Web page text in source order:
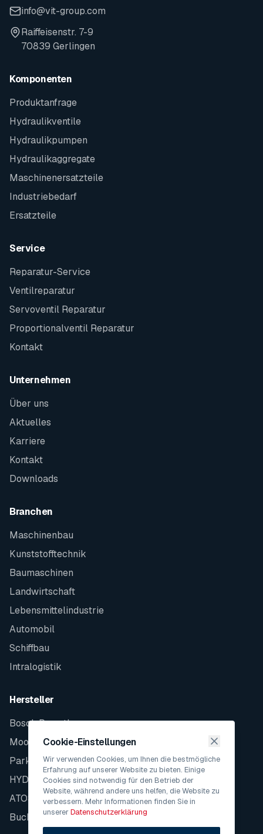
info@vit-group.com
Raiffeisenstr. 7-9
70839 Gerlingen
Komponenten
Produktanfrage
Hydraulikventile
Hydraulikpumpen
Hydraulikaggregate
Maschinenersatzteile
Industriebedarf
Ersatzteile
Service
Reparatur-Service
Ventilreparatur
Servoventil Reparatur
Proportionalventil Reparatur
Kontakt
Unternehmen
Über uns
Aktuelles
Karriere
Kontakt
Downloads
Branchen
Maschinenbau
Kunststofftechnik
Baumaschinen
Landwirtschaft
Lebensmittelindustrie
Automobil
Schiffbau
Intralogistik
Hersteller
Bosch Rexroth
Moog
Parker
HYDAC
ATOS
Bucher
Cookie-Einstellungen
Wir verwenden Cookies, um Ihnen die bestmögliche
Erfahrung auf unserer Website zu bieten. Einige
Cookies sind notwendig für den Betrieb der
Website, während andere uns helfen, die Website zu
verbessern. Mehr Informationen finden Sie in
unsererDatenschutzerklärung